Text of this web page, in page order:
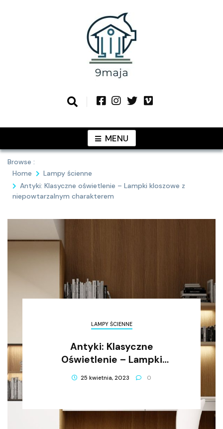
9MAJApomysłami
MENU
Browse :
Home
Lampy ścienne
Antyki: Klasyczne oświetlenie – Lampki kloszowe z
niepowtarzalnym charakterem
LAMPY ŚCIENNE
Antyki: Klasyczne
Oświetlenie – Lampki
Kloszowe Z Niepowtarzalnym
25 kwietnia, 2023 0